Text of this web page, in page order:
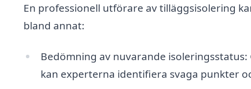
En professionell utförare av tilläggsisolering
bland annat:
Bedömning av nuvarande
kan experterna identifiera svaga punkter